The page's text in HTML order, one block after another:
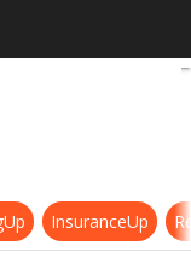
la risposta
InsuranceUp